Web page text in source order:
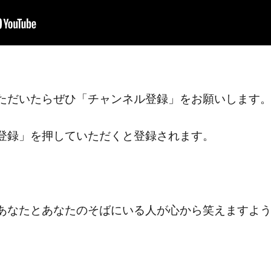
だいたらぜひ「チャンネル登録」をお願いします。
」を押していただくと登録されます。
なたとあなたのそばにいる人が心から笑えますよ